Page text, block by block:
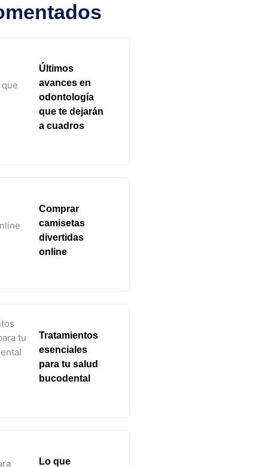
Últimos
avances en
odontología
que te dejarán
a cuadros
Comprar
camisetas
divertidas
online
Tratamientos
esenciales
para tu salud
bucodental
Lo que